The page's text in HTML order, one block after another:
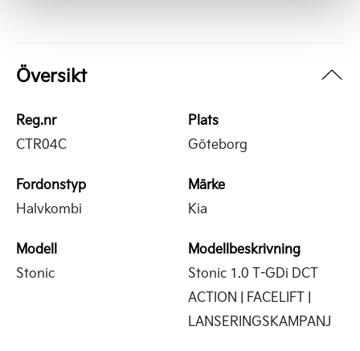
Översikt
Reg.nr
CTR04C
Plats
Göteborg
Fordonstyp
Halvkombi
Märke
Kia
Modell
Stonic
Modellbeskrivning
Stonic 1.0 T-GDi DCT
ACTION | FACELIFT |
LANSERINGSKAMPANJ